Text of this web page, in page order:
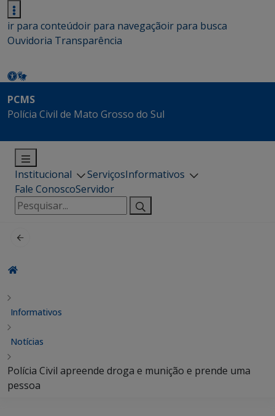
ir para conteúdoir para navegaçãoir para busca
Ouvidoria Transparência
PCMS
Polícia Civil de Mato Grosso do Sul
Institucional ServiçosInformativos
Fale ConoscoServidor
Pesquisar
por:
Informativos
Notícias
Polícia Civil apreende droga e munição e prende uma
pessoa